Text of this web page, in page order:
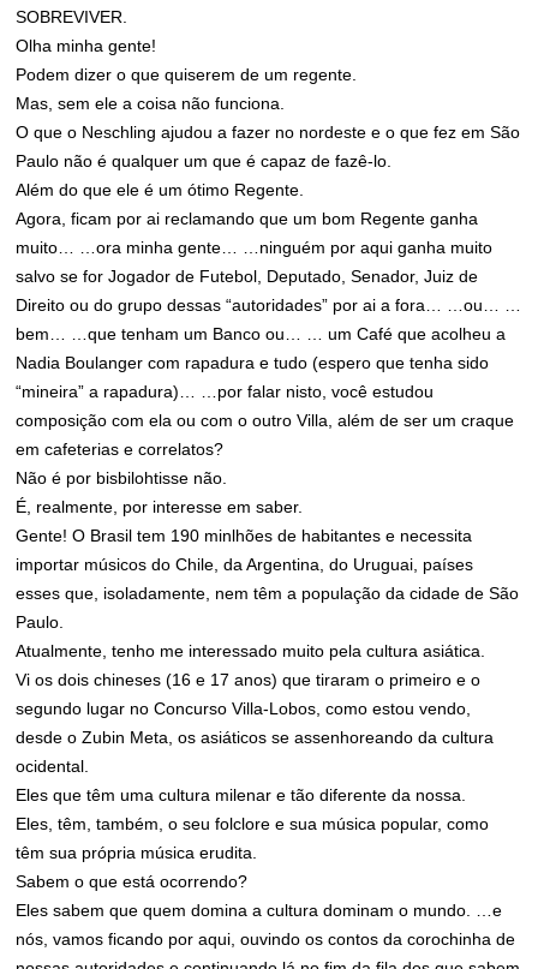
SOBREVIVER.
Olha minha gente!
Podem dizer o que quiserem de um regente.
Mas, sem ele a coisa não funciona.
O que o Neschling ajudou a fazer no nordeste e o que fez em São
Paulo não é qualquer um que é capaz de fazê-lo.
Além do que ele é um ótimo Regente.
Agora, ficam por ai reclamando que um bom Regente ganha
muito… …ora minha gente… …ninguém por aqui ganha muito
salvo se for Jogador de Futebol, Deputado, Senador, Juiz de
Direito ou do grupo dessas “autoridades” por ai a fora… …ou… …
bem… …que tenham um Banco ou… … um Café que acolheu a
Nadia Boulanger com rapadura e tudo (espero que tenha sido
“mineira” a rapadura)… …por falar nisto, você estudou
composição com ela ou com o outro Villa, além de ser um craque
em cafeterias e correlatos?
Não é por bisbilohtisse não.
É, realmente, por interesse em saber.
Gente! O Brasil tem 190 minlhões de habitantes e necessita
importar músicos do Chile, da Argentina, do Uruguai, países
esses que, isoladamente, nem têm a população da cidade de São
Paulo.
Atualmente, tenho me interessado muito pela cultura asiática.
Vi os dois chineses (16 e 17 anos) que tiraram o primeiro e o
segundo lugar no Concurso Villa-Lobos, como estou vendo,
desde o Zubin Meta, os asiáticos se assenhoreando da cultura
ocidental.
Eles que têm uma cultura milenar e tão diferente da nossa.
Eles, têm, também, o seu folclore e sua música popular, como
têm sua própria música erudita.
Sabem o que está ocorrendo?
Eles sabem que quem domina a cultura dominam o mundo. …e
nós, vamos ficando por aqui, ouvindo os contos da corochinha de